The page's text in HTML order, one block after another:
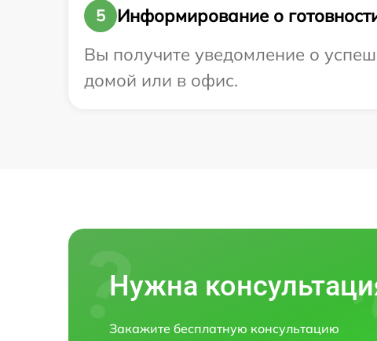
5
Информирование о
Вы получите уведомление о
домой или в офис.
Нужна
Закажите бесплатную консультацию